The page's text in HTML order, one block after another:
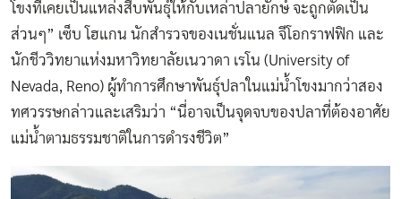
โขงที่เคยเป็นแหล่งสืบพันธุ์ให้กับเหล่าปลายักษ์ จะถูกตัดเป็น
ส่วนๆ” เซ็บ โฮแกน นักสำรวจของเนชั่นแนล จีโอกราฟฟิก และ
นักชีววิทยาแห่งมหาวิทยาลัยเนวาดา เรโน (University of
Nevada, Reno) ผู้ทำการศึกษาพันธุ์ปลาในแม่น้ำโขงมากว่าสอง
ทศวรรษกล่าวและเสริมว่า “นี่อาจเป็นจุดจบของปลาที่ต้องอาศัย
แม่น้ำตามธรรมชาติในการดำรงชีวิต”